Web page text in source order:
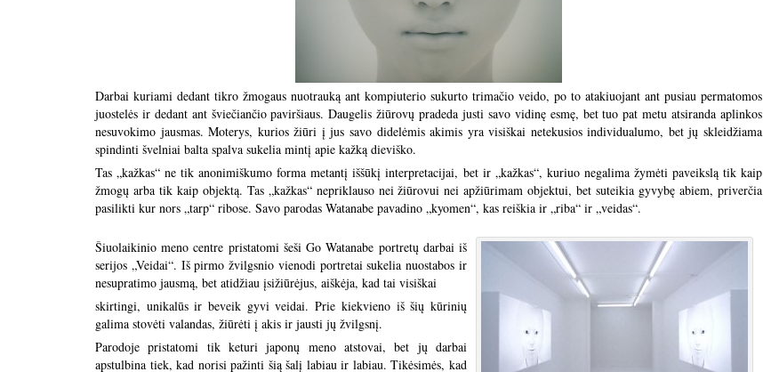
Darbai kuriami dedant tikro žmogaus nuotrauką ant kompiuterio sukurto trimačio veido, po to atakiuojant ant pusiau permatomos
juostelės ir dedant ant šviečiančio paviršiaus. Daugelis žiūrovų pradeda justi savo vidinę esmę, bet tuo pat metu atsiranda aplinkos
nesuvokimo jausmas. Moterys, kurios žiūri į jus savo didelėmis akimis yra visiškai netekusios individualumo, bet jų skleidžiama
spindinti švelniai balta spalva sukelia mintį apie kažką dieviško.
Tas „kažkas“ ne tik anonimiškumo forma metantį iššūkį interpretacijai, bet ir „kažkas“, kuriuo negalima žymėti paveikslą tik kaip
žmogų arba tik kaip objektą. Tas „kažkas“ nepriklauso nei žiūrovui nei apžiūrimam objektui, bet suteikia gyvybę abiem, priverčia
pasilikti kur nors „tarp“ ribose. Savo parodas Watanabe pavadino „kyomen“, kas reiškia ir „riba“ ir „veidas“.
Šiuolaikinio meno centre pristatomi šeši Go Watanabe portretų darbai iš
serijos „Veidai“. Iš pirmo žvilgsnio vienodi portretai sukelia nuostabos ir
nesupratimo jausmą, bet atidžiau įsižiūrėjus, aiškėja, kad tai visiškai
skirtingi, unikalūs ir beveik gyvi veidai. Prie kiekvieno iš šių kūrinių
galima stovėti valandas, žiūrėti į akis ir jausti jų žvilgsnį.
Parodoje pristatomi tik keturi japonų meno atstovai, bet jų darbai
apstulbina tiek, kad norisi pažinti šią šalį labiau ir labiau. Tikėsimės, kad